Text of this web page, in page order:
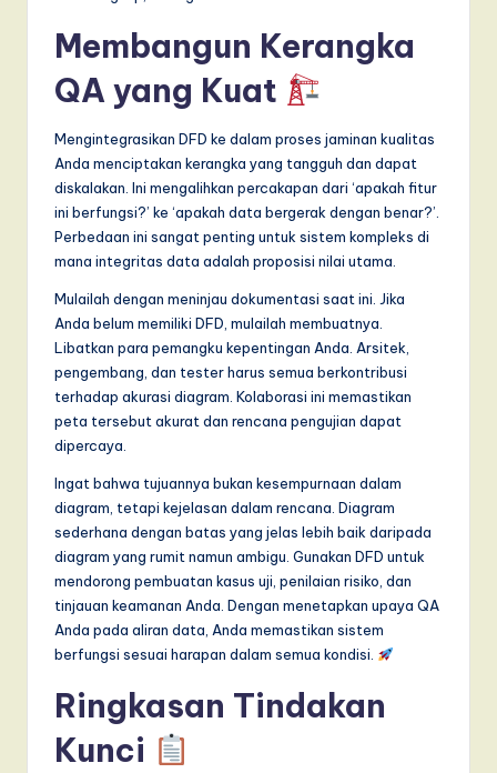
Membangun Kerangka
QA yang Kuat
Mengintegrasikan DFD ke dalam proses jaminan kualitas
Anda menciptakan kerangka yang tangguh dan dapat
diskalakan. Ini mengalihkan percakapan dari ‘apakah fitur
ini berfungsi?’ ke ‘apakah data bergerak dengan benar?’.
Perbedaan ini sangat penting untuk sistem kompleks di
mana integritas data adalah proposisi nilai utama.
Mulailah dengan meninjau dokumentasi saat ini. Jika
Anda belum memiliki DFD, mulailah membuatnya.
Libatkan para pemangku kepentingan Anda. Arsitek,
pengembang, dan tester harus semua berkontribusi
terhadap akurasi diagram. Kolaborasi ini memastikan
peta tersebut akurat dan rencana pengujian dapat
dipercaya.
Ingat bahwa tujuannya bukan kesempurnaan dalam
diagram, tetapi kejelasan dalam rencana. Diagram
sederhana dengan batas yang jelas lebih baik daripada
diagram yang rumit namun ambigu. Gunakan DFD untuk
mendorong pembuatan kasus uji, penilaian risiko, dan
tinjauan keamanan Anda. Dengan menetapkan upaya QA
Anda pada aliran data, Anda memastikan sistem
berfungsi sesuai harapan dalam semua kondisi.
Ringkasan Tindakan
Kunci